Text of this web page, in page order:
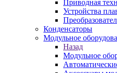
Приводная
Устройства
Конденсаторы
Модульное
Назад
Модульное